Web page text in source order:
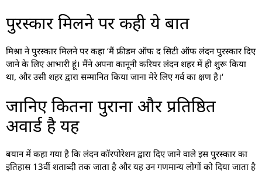
पुरस्कार मिलने पर कही ये बात
मिश्रा ने पुरस्कार मिलने पर कहा ‘मैं फ्रीडम ऑफ द सिटी ऑफ लंदन पुरस्कार दिए
जाने के लिए आभारी हूं। मैंने अपना कानूनी करियर लंदन शहर में ही शुरू किया
था, और उसी शहर द्वारा सम्मानित किया जाना मेरे लिए गर्व का क्षण है।‘
जानिए कितना पुराना और प्रतिष्ठित
अवार्ड है यह
बयान में कहा गया है कि लंदन कॉरपोरेशन द्वारा दिए जाने वाले इस पुरस्कार का
इतिहास 13वीं शताब्दी तक जाता है और यह उन गणमान्य लोगों को दिया जाता है